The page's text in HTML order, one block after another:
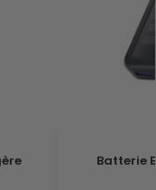
Batterie